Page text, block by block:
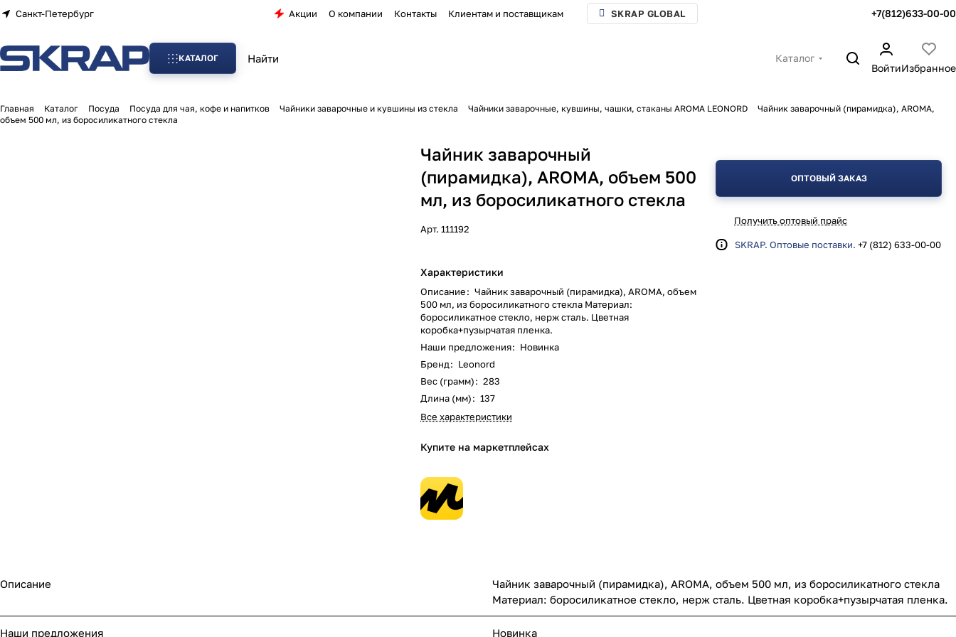
Санкт-Петербург Акции О компании Контакты Клиентам и поставщикам SKRAP GLOBAL +7(812)633-00-00
КАТАЛОГ
Каталог
ВойтиИзбранное
Главная Каталог Посуда Посуда для чая, кофе и напитков Чайники заварочные и кувшины из стекла Чайники заварочные, кувшины, чашки, стаканы AROMA LEONORD
Чайник заварочный (пирамидка), AROMA,
объем 500 мл, из боросиликатного стекла
Чайник заварочный
(пирамидка), AROMA, объем 500
мл, из боросиликатного стекла
Арт.111192
Характеристики
Описание: Чайник заварочный (пирамидка), AROMA, объем
500 мл, из боросиликатного стекла Материал:
боросиликатное стекло, нерж сталь. Цветная
коробка+пузырчатая пленка.
Наши предложения: Новинка
Бренд: Leonord
Вес (грамм): 283
Длина (мм): 137
Все характеристики
Купите на маркетплейсах
ОПТОВЫЙ ЗАКАЗ
Получить оптовый прайс
SKRAP. Оптовые поставки. +7 (812) 633-00-00
Описание
Чайник заварочный (пирамидка), AROMA, объем 500 мл, из боросиликатного стекла
Материал: боросиликатное стекло, нерж сталь. Цветная коробка+пузырчатая пленка.
Наши предложения Новинка